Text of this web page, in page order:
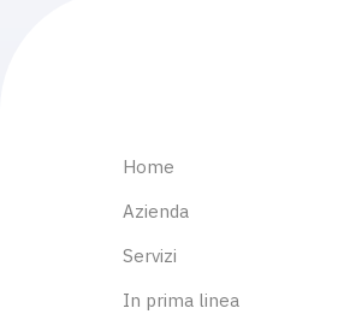
Home
Azienda
Servizi
In prima linea